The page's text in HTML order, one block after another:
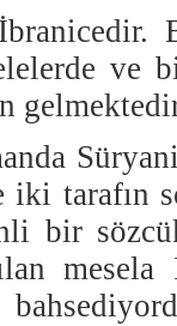
ve
tarafın
bir
mesela